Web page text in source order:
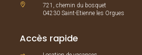

721, chemin du bosquet
04230 Saint-Etienne les Orgues
Accès rapide